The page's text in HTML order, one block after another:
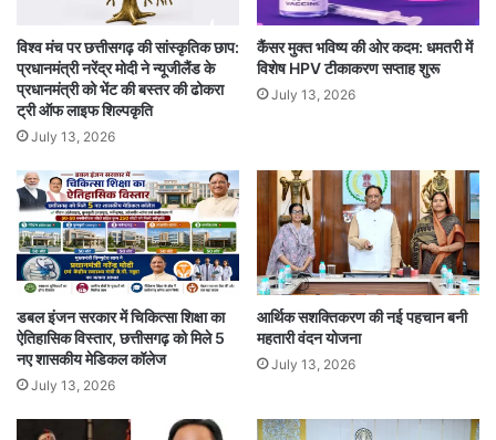
विश्व मंच पर छत्तीसगढ़ की सांस्कृतिक छाप:
प्रधानमंत्री नरेंद्र मोदी ने न्यूजीलैंड के
प्रधानमंत्री को भेंट की बस्तर की ढोकरा
ट्री ऑफ लाइफ शिल्पकृति
July 13, 2026
कैंसर मुक्त भविष्य की ओर कदम: धमतरी में
विशेष HPV टीकाकरण सप्ताह शुरू
July 13, 2026
डबल इंजन सरकार में चिकित्सा शिक्षा का
ऐतिहासिक विस्तार, छत्तीसगढ़ को मिले 5
नए शासकीय मेडिकल कॉलेज
July 13, 2026
आर्थिक सशक्तिकरण की नई पहचान बनी
महतारी वंदन योजना
July 13, 2026